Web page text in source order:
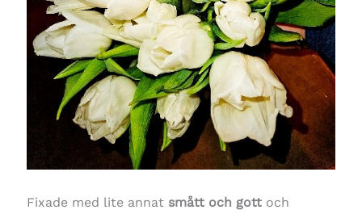
Fixade med lite annat smått och gottoch